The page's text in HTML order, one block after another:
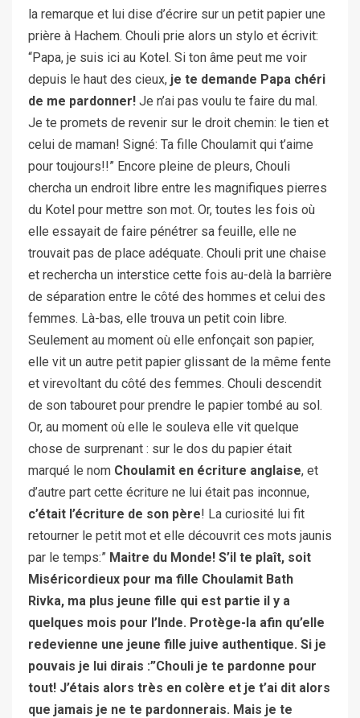
la remarque et lui dise d’écrire sur un petit papier une
prière à Hachem. Chouli prie alors un stylo et écrivit:
“Papa, je suis ici au Kotel. Si ton âme peut me voir
depuis le haut des cieux, je te demande Papa chéri
de me pardonner! Je n’ai pas voulu te faire du mal.
Je te promets de revenir sur le droit chemin: le tien et
celui de maman! Signé: Ta fille Choulamit qui t’aime
pour toujours!!” Encore pleine de pleurs, Chouli
chercha un endroit libre entre les magnifiques pierres
du Kotel pour mettre son mot. Or, toutes les fois où
elle essayait de faire pénétrer sa feuille, elle ne
trouvait pas de place adéquate. Chouli prit une chaise
et rechercha un interstice cette fois au-delà la barrière
de séparation entre le côté des hommes et celui des
femmes. Là-bas, elle trouva un petit coin libre.
Seulement au moment où elle enfonçait son papier,
elle vit un autre petit papier glissant de la même fente
et virevoltant du côté des femmes. Chouli descendit
de son tabouret pour prendre le papier tombé au sol.
Or, au moment où elle le souleva elle vit quelque
chose de surprenant : sur le dos du papier était
marqué le nom Choulamit en écriture anglaise, et
d’autre part cette écriture ne lui était pas inconnue,
c’était l’écriture de son père! La curiosité lui fit
retourner le petit mot et elle découvrit ces mots jaunis
par le temps:” Maitre du Monde! S’il te plaît, soit
Miséricordieux pour ma fille Choulamit Bath
Rivka, ma plus jeune fille qui est partie il y a
quelques mois pour l’Inde. Protège-la afin qu’elle
redevienne une jeune fille juive authentique. Si je
pouvais je lui dirais :”Chouli je te pardonne pour
tout! J’étais alors très en colère et je t’ai dit alors
que jamais je ne te pardonnerais. Mais je te